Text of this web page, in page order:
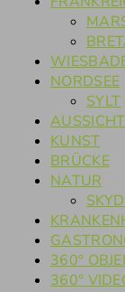
NORDSEE
SYLT
KUNST
BRÜCKE
NATUR
360°
360°